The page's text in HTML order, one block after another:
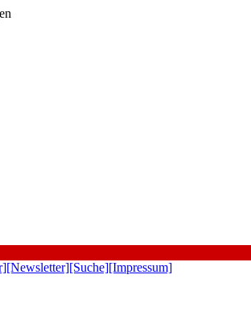
[Newsletter][Suche][Impressum]